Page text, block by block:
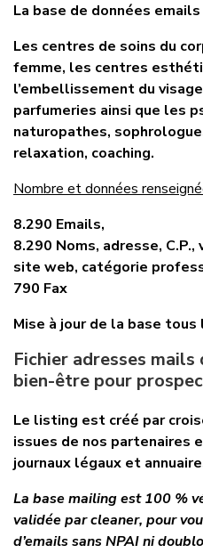
La base de données
Les centres de soins du
femme, les centres
l’embellissement du
parfumeries ainsi que les
naturopathes,
relaxation, coaching.
Nombre et données
8.290 Emails,
8.290 Noms, adresse,
site web, catégorie
790 Fax
Mise à jour de la base tous
Fichier adresses
bien-être pour
Le listing est créé par
issues de nos partenaires
journaux légaux et
La base mailing est 100 %
validée par cleaner, pour
d’emails sans NPAI ni